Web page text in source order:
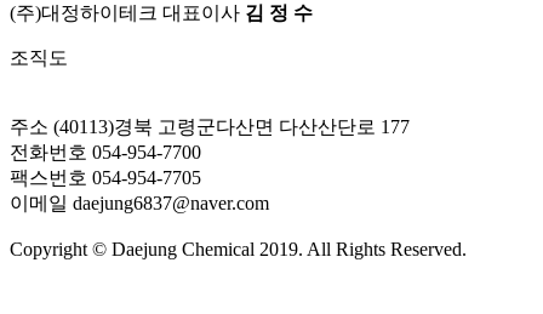
(주)대정하이테크 대표이사 김 정 수
조직도
주소 (40113)경북 고령군다산면 다산산단로 177
전화번호 054-954-7700
팩스번호 054-954-7705
이메일 daejung6837@naver.com
Copyright © Daejung Chemical 2019. All Rights Reserved.